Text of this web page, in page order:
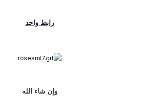
رابط واحد
وإن شاء الله